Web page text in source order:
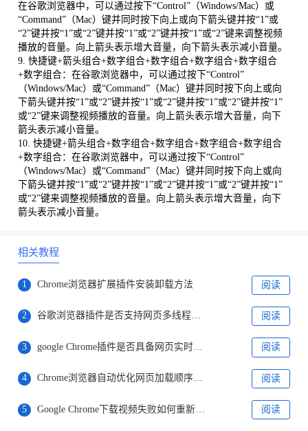
在谷歌浏览器中，可以通过按下“Control”（Windows/Mac）或
“Command”（Mac）键并同时按下向上或向下箭头键并按“1”或
“2”键并按“1”或“2”键并按“1”或“2”键并按“1”或“2”键来调整视频
播放的音量。向上箭头表示增大音量，向下箭头表示减小音量。
9. 快捷键+箭头组合+数字组合+数字组合+数字组合+数字组合
+数字组合：在谷歌浏览器中，可以通过按下“Control”
（Windows/Mac）或“Command”（Mac）键并同时按下向上或向
下箭头键并按“1”或“2”键并按“1”或“2”键并按“1”或“2”键并按“1”
或“2”键来调整视频播放的音量。向上箭头表示增大音量，向下
箭头表示减小音量。
10. 快捷键+箭头组合+数字组合+数字组合+数字组合+数字组合
+数字组合：在谷歌浏览器中，可以通过按下“Control”
（Windows/Mac）或“Command”（Mac）键并同时按下向上或向
下箭头键并按“1”或“2”键并按“1”或“2”键并按“1”或“2”键并按“1”
或“2”键来调整视频播放的音量。向上箭头表示增大音量，向下
箭头表示减小音量。
相关教程
1 Chrome浏览器扩展插件安装卸载方法 阅读
2 谷歌浏览器插件是否支持网页多线程并发处理机制 阅读
3 google Chrome插件是否具备网页实时注释系统 阅读
4 Chrome浏览器自动优化网页加载顺序方案 阅读
5 Google Chrome下载视频失败如何重新下载 阅读